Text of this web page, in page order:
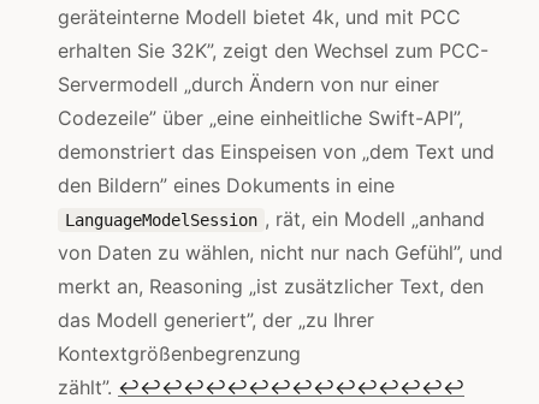
geräteinterne Modell bietet 4k, und mit PCC
erhalten Sie 32K”, zeigt den Wechsel zum PCC-
Servermodell „durch Ändern von nur einer
Codezeile” über „eine einheitliche Swift-API”,
demonstriert das Einspeisen von „dem Text und
den Bildern” eines Dokuments in eine
LanguageModelSession , rät, ein Modell „anhand
von Daten zu wählen, nicht nur nach Gefühl”, und
merkt an, Reasoning „ist zusätzlicher Text, den
das Modell generiert”, der „zu Ihrer
Kontextgrößenbegrenzung
zählt”. ↩↩↩↩↩↩↩↩↩↩↩↩↩↩↩↩